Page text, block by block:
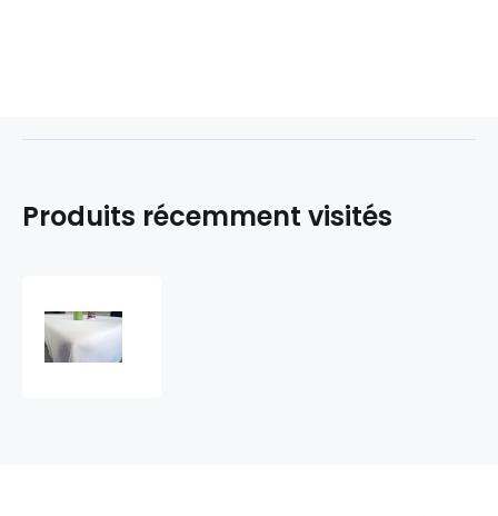
Produits récemment visités